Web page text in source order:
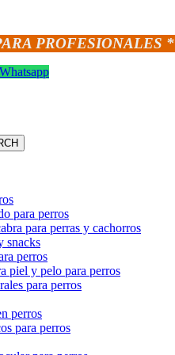
PROFESIONALES *
para perros
para perras y cachorros
snacks
perros
piel y pelo para perros
para perros
perros
para perros